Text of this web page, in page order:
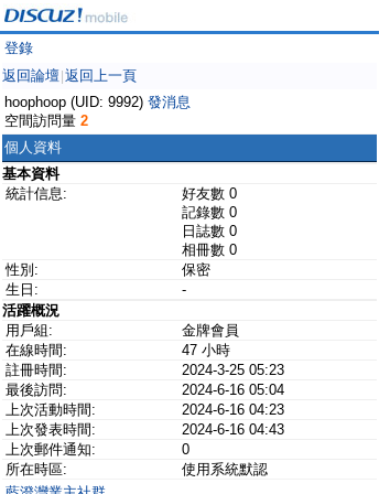
登錄
返回論壇 返回上一頁
hoophoop (UID: 9992) 發消息
空間訪問量 2
個人資料
基本資料
統計信息:
好友數 0
記錄數 0
日誌數 0
相冊數 0
性別:
保密
生日:
-
活躍概況
用戶組:
金牌會員
在線時間:
47 小時
註冊時間:
2024-3-25 05:23
最後訪問:
2024-6-16 05:04
上次活動時間:
2024-6-16 04:23
上次發表時間:
2024-6-16 04:43
上次郵件通知:
0
所在時區:
使用系統默認